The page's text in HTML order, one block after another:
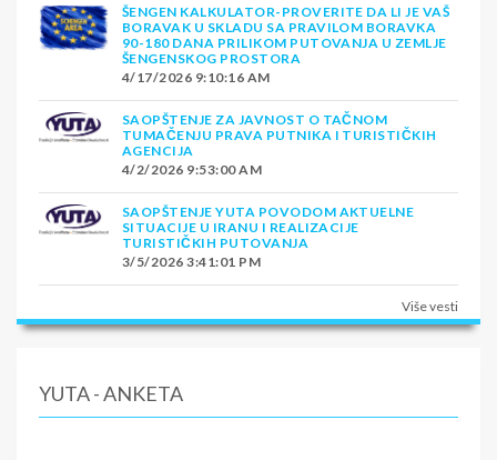
ŠENGEN KALKULATOR-PROVERITE DA LI JE VAŠ
BORAVAK U SKLADU SA PRAVILOM BORAVKA
90-180 DANA PRILIKOM PUTOVANJA U ZEMLJE
ŠENGENSKOG PROSTORA
4/17/2026 9:10:16 AM
SAOPŠTENJE ZA JAVNOST O TAČNOM
TUMAČENJU PRAVA PUTNIKA I TURISTIČKIH
AGENCIJA
4/2/2026 9:53:00 AM
SAOPŠTENJE YUTA POVODOM AKTUELNE
SITUACIJE U IRANU I REALIZACIJE
TURISTIČKIH PUTOVANJA
3/5/2026 3:41:01 PM
Više vesti
YUTA - ANKETA